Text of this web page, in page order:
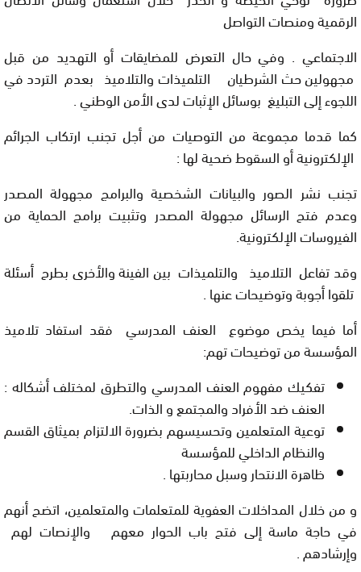
الرقمية ومنصات التواصل
الاجتماعي . وفي حال التعرض للمضايقات أو التهديد من قبل
مجهولين حث الشرطيان التلميذات والتلاميذ بعدم التردد في
اللجوء إلى التبليغ بوسائل الإثبات لدى الأمن الوطني .
كما قدما مجموعة من التوصيات من أجل تجنب ارتكاب الجرائم
الإلكترونية أو السقوط ضحية لها :
تجنب نشر الصور والبيانات الشخصية والبرامج مجهولة المصدر
وعدم فتح الرسائل مجهولة المصدر وتثبيت برامج الحماية من
الفيروسات الإلكترونية.
وقد تفاعل التلاميذ والتلميذات بين الفينة والأخرى بطرح أسئلة
تلقوا أجوبة وتوضيحات عنها .
أما فيما يخص موضوع العنف المدرسي فقد استفاد تلاميذ
المؤسسة من توضيحات تهم:
تفكيك مفهوم العنف المدرسي والتطرق لمختلف أشكاله :
العنف ضد الأفراد والمجتمع و الذات.
توعية المتعلمين وتحسيسهم بضرورة الالتزام بميثاق القسم
والنظام الداخلي للمؤسسة
ظاهرة الانتحار وسبل محاربتها .
و من خلال المداخلات العفوية للمتعلمات والمتعلمين، اتضح أنهم
في حاجة ماسة إلى فتح باب الحوار معهم والإنصات لهم
وإرشادهم .